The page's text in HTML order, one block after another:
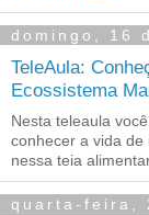
domingo, 16
TeleAula:
Ecossistema
Nesta teleaula
conhecer a vida
nessa teia
quarta-feira,